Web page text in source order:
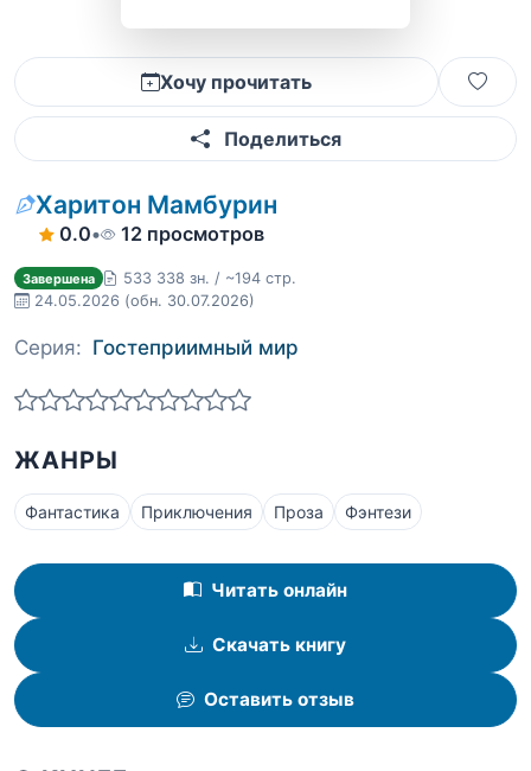
Хочу прочитать
Поделиться
Харитон Мамбурин
0.0• 12 просмотров
Завершена
533 338 зн. / ~194 стр.
24.05.2026 (обн. 30.07.2026)
Серия: Гостеприимный мир
ЖАНРЫ
Фантастика Приключения Проза Фэнтези
Читать онлайн
Скачать книгу
Оставить отзыв